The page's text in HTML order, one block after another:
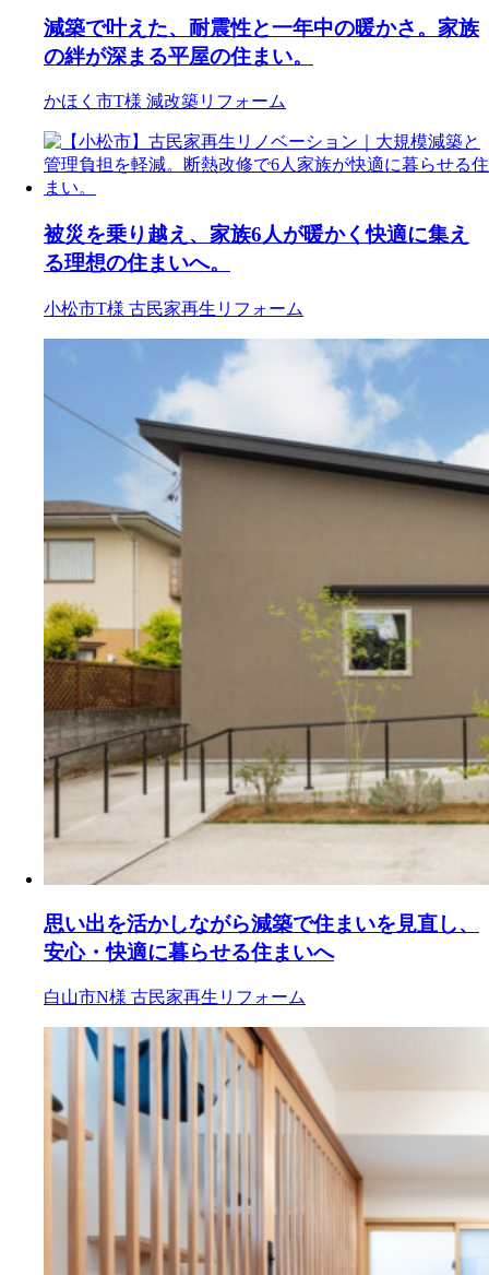
減築で叶えた、耐震性と一年中の暖かさ。家族
の絆が深まる平屋の住まい。
かほく市T様 減改築リフォーム
被災を乗り越え、家族6人が暖かく快適に集え
る理想の住まいへ。
小松市T様 古民家再生リフォーム
思い出を活かしながら減築で住まいを見直し、
安心・快適に暮らせる住まいへ
白山市N様 古民家再生リフォーム